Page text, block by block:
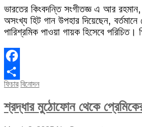
ভারতের কিংবদন্তি সংগীতজ্ঞ এ আর রহমান,
অসংখ্য হিট গান উপহার দিয়েছেন, বর্তমানে
পারিশ্রমিক পাওয়া গায়ক হিসেবে
Facebook
Share
ফিচার বিনোদন
শ্রদ্ধার মুঠোফোন থেকে